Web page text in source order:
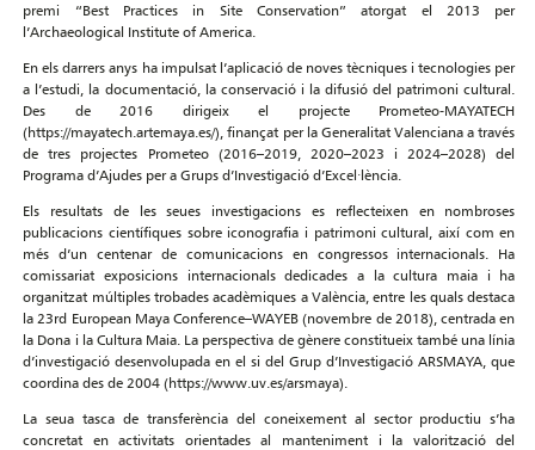
premi “Best Practices in Site Conservation” atorgat el 2013 per
l’Archaeological Institute of America.
En els darrers anys ha impulsat l’aplicació de noves tècniques i tecnologies per
a l’estudi, la documentació, la conservació i la difusió del patrimoni cultural.
Des de 2016 dirigeix el projecte Prometeo-MAYATECH
(https://mayatech.artemaya.es/), finançat per la Generalitat Valenciana a través
de tres projectes Prometeo (2016–2019, 2020–2023 i 2024–2028) del
Programa d’Ajudes per a Grups d’Investigació d’Excel·lència.
Els resultats de les seues investigacions es reflecteixen en nombroses
publicacions científiques sobre iconografia i patrimoni cultural, així com en
més d’un centenar de comunicacions en congressos internacionals. Ha
comissariat exposicions internacionals dedicades a la cultura maia i ha
organitzat múltiples trobades acadèmiques a València, entre les quals destaca
la 23rd European Maya Conference–WAYEB (novembre de 2018), centrada en
la Dona i la Cultura Maia. La perspectiva de gènere constitueix també una línia
d’investigació desenvolupada en el si del Grup d’Investigació ARSMAYA, que
coordina des de 2004 (https://www.uv.es/arsmaya).
La seua tasca de transferència del coneixement al sector productiu s’ha
concretat en activitats orientades al manteniment i la valorització del